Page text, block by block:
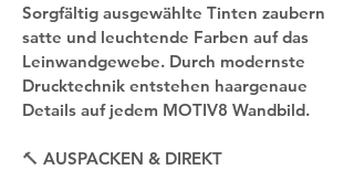
Sorgfältig ausgewählte Tinten zaubern
satte und leuchtende Farben auf das
Leinwandgewebe. Durch modernste
Drucktechnik entstehen haargenaue
Details auf jedem MOTIV8 Wandbild.
🔨 AUSPACKEN & DIREKT